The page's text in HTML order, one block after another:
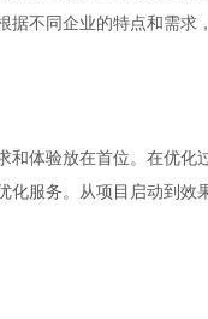
不同企业的特点和需求
体验放在首位。在优
服务。从项目启动到